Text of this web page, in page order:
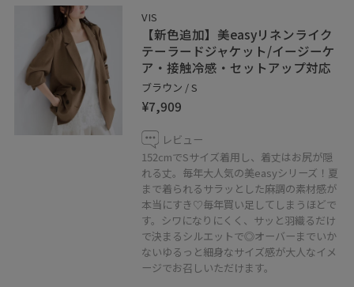
れやすく、普段使いにもおすすめです
✳︎記載のないものは私物です✳︎
✳︎撮影画像は光の当たり具合で色味が異なって見える場合
がある為、商品の色味は公式の画像をご参照下さい✳︎
ご覧いただきありがとうございます
こちらのスタイリング気に入っていただけたら♡マーク
でお気に入り登録お願いいたします
子供がいてもおしゃれを楽しみたい！シンプルなコーデ
VIS
【新色追加】美easyリネンライク
テーラードジャケット/イージーケ
ア・接触冷感・セットアップ対応
ブラウン / S
¥7,909
レビュー
152cmでSサイズ着用し、着丈はお尻が隠
れる丈。毎年大人気の美easyシリーズ！夏
まで着られるサラッとした麻調の素材感が
本当にすき♡毎年買い足してしまうほどで
す。シワになりにくく、サッと羽織るだけ
で決まるシルエットで◎オーバーまでいか
ないゆるっと細身なサイズ感が大人なイメ
ージでお召しいただけます。